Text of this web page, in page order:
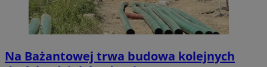
Na Bażantowej trwa budowa kolejnych